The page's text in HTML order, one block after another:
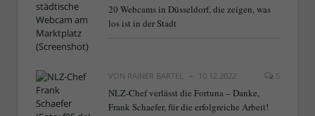
20 Webcams in Düsseldorf, die zeigen, was
los ist in der Stadt
VON RAINER BARTEL 10.12.2022 5
NLZ-Chef verlässt die Fortuna – Danke,
Frank Schaefer, für die erfolgreiche Arbeit!